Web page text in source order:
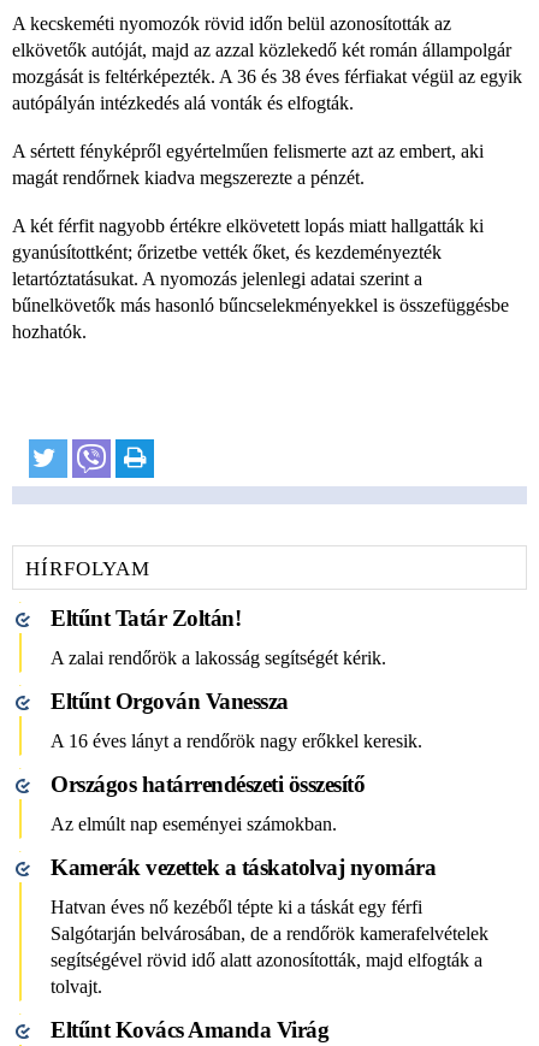
A kecskeméti nyomozók rövid időn belül azonosították az
elkövetők autóját, majd az azzal közlekedő két román állampolgár
mozgását is feltérképezték. A 36 és 38 éves férfiakat végül az egyik
autópályán intézkedés alá vonták és elfogták.
A sértett fényképről egyértelműen felismerte azt az embert, aki
magát rendőrnek kiadva megszerezte a pénzét.
A két férfit nagyobb értékre elkövetett lopás miatt hallgatták ki
gyanúsítottként; őrizetbe vették őket, és kezdeményezték
letartóztatásukat. A nyomozás jelenlegi adatai szerint a
bűnelkövetők más hasonló bűncselekményekkel is összefüggésbe
hozhatók.
HÍRFOLYAM
Eltűnt Tatár Zoltán!
A zalai rendőrök a lakosság segítségét kérik.
Eltűnt Orgován Vanessza
A 16 éves lányt a rendőrök nagy erőkkel keresik.
Országos határrendészeti összesítő
Az elmúlt nap eseményei számokban.
Kamerák vezettek a táskatolvaj nyomára
Hatvan éves nő kezéből tépte ki a táskát egy férfi
Salgótarján belvárosában, de a rendőrök kamerafelvételek
segítségével rövid idő alatt azonosították, majd elfogták a
tolvajt.
Eltűnt Kovács Amanda Virág